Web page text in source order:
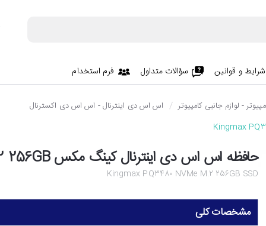
شرایط و قوانین سؤالات متداول فرم استخدام
- لوازم جانبی کامپیوتر اس اس دی اینترنال - اس اس دی اکسترنال
حافظه اس اس دی اینترنال کینگ مکس Kingmax PQ3480 NVMe M.2 256GB
Kingmax PQ3480 NVMe M.2 256GB SSD
مشخصات کلی